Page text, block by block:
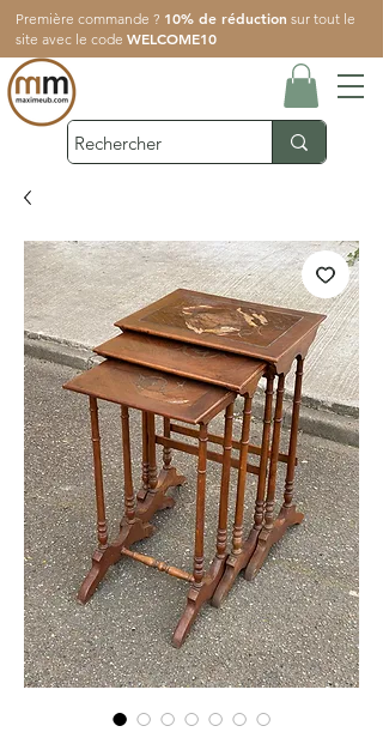
Première commande ? 10% de réduction sur tout le
site avec le code WELCOME10